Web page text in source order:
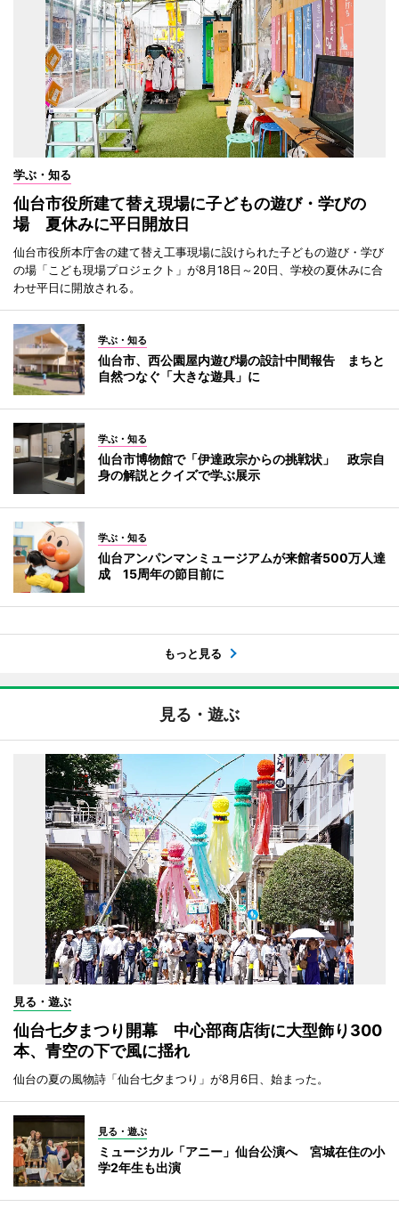
学ぶ・知る
仙台市役所建て替え現場に子どもの遊び・学びの
場 夏休みに平日開放日
仙台市役所本庁舎の建て替え工事現場に設けられた子どもの遊び・学び
の場「こども現場プロジェクト」が8月18日～20日、学校の夏休みに合
わせ平日に開放される。
学ぶ・知る
仙台市、西公園屋内遊び場の設計中間報告 まちと
自然つなぐ「大きな遊具」に
学ぶ・知る
仙台市博物館で「伊達政宗からの挑戦状」 政宗自
身の解説とクイズで学ぶ展示
学ぶ・知る
仙台アンパンマンミュージアムが来館者500万人達
成 15周年の節目前に
もっと見る
見る・遊ぶ
見る・遊ぶ
仙台七夕まつり開幕 中心部商店街に大型飾り300
本、青空の下で風に揺れ
仙台の夏の風物詩「仙台七夕まつり」が8月6日、始まった。
見る・遊ぶ
ミュージカル「アニー」仙台公演へ 宮城在住の小
学2年生も出演